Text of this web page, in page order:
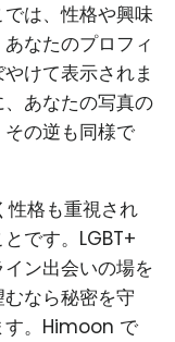
は、性格や興味
なたのプロフィ
けて表示されま
あなたの写真の
の逆も同様で
格も重視され
です。LGBT+
ン出会いの場を
なら秘密を守
す。Himoon で